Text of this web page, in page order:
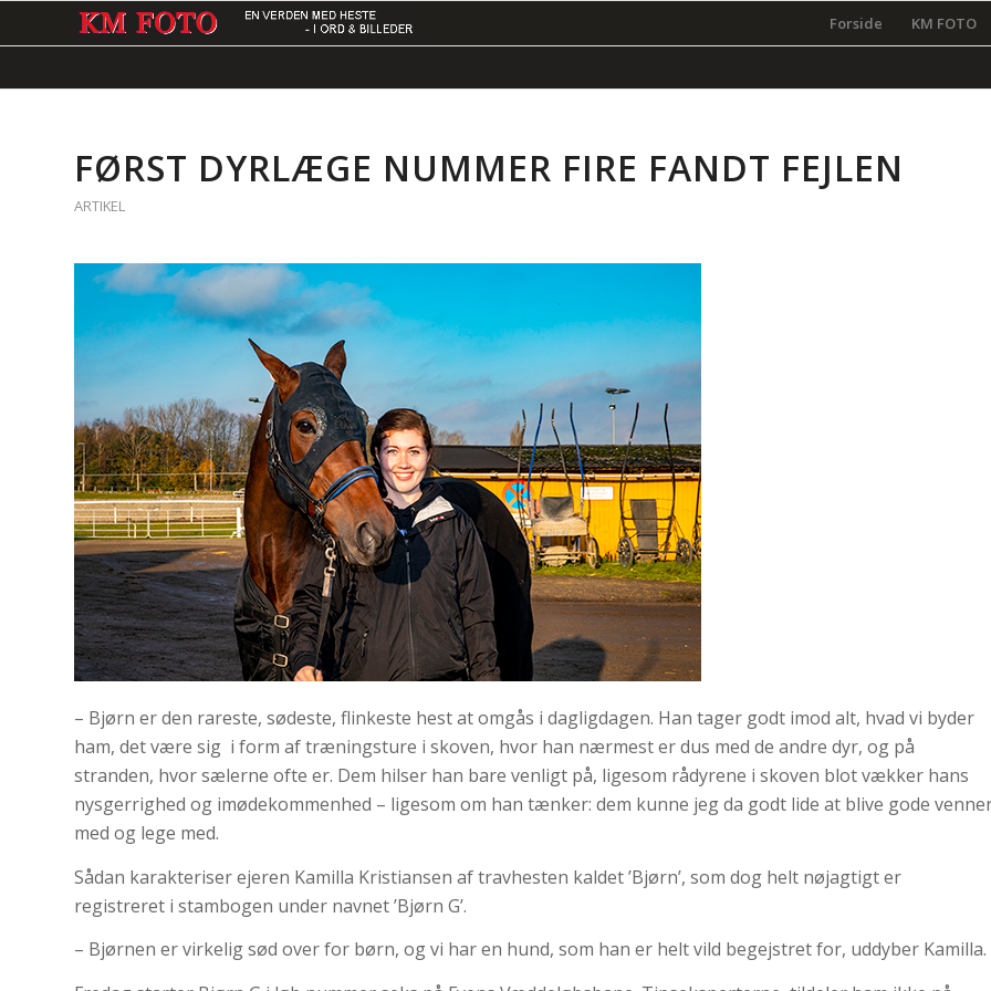
Forside KM FOTO
FØRST DYRLÆGE NUMMER FIRE FANDT FEJLEN
ARTIKEL
– Bjørn er den rareste, sødeste, flinkeste hest at omgås i dagligdagen. Han tager godt imod alt, hvad vi byder
ham, det være sig i form af træningsture i skoven, hvor han nærmest er dus med de andre dyr, og på
stranden, hvor sælerne ofte er. Dem hilser han bare venligt på, ligesom rådyrene i skoven blot vækker hans
nysgerrighed og imødekommenhed – ligesom om han tænker: dem kunne jeg da godt lide at blive gode
med og lege med.
Sådan karakteriser ejeren Kamilla Kristiansen af travhesten kaldet ’Bjørn’, som dog helt nøjagtigt er
registreret i stambogen under navnet ’Bjørn G’.
– Bjørnen er virkelig sød over for børn, og vi har en hund, som han er helt vild begejstret for, uddyber Kamilla.